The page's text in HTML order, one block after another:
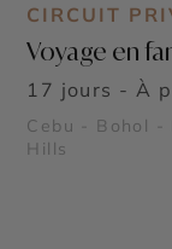
CIRCUIT
Voyage en
17 jours - À
Cebu - Bohol -
Hills